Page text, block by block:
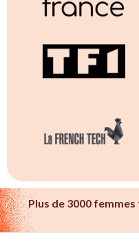
Plus de 3000